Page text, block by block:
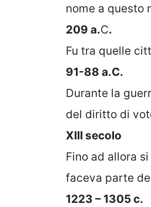
nome a questo
209 a.C.
Fu tra quelle
91-88 a.C.
Durante la
del diritto di
XIII secolo
Fino ad allora
faceva parte
1223 – 1305 c.